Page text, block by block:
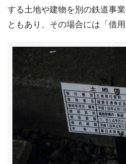
する土地や建物を別の鉄道事
ともあり、その場合には「借